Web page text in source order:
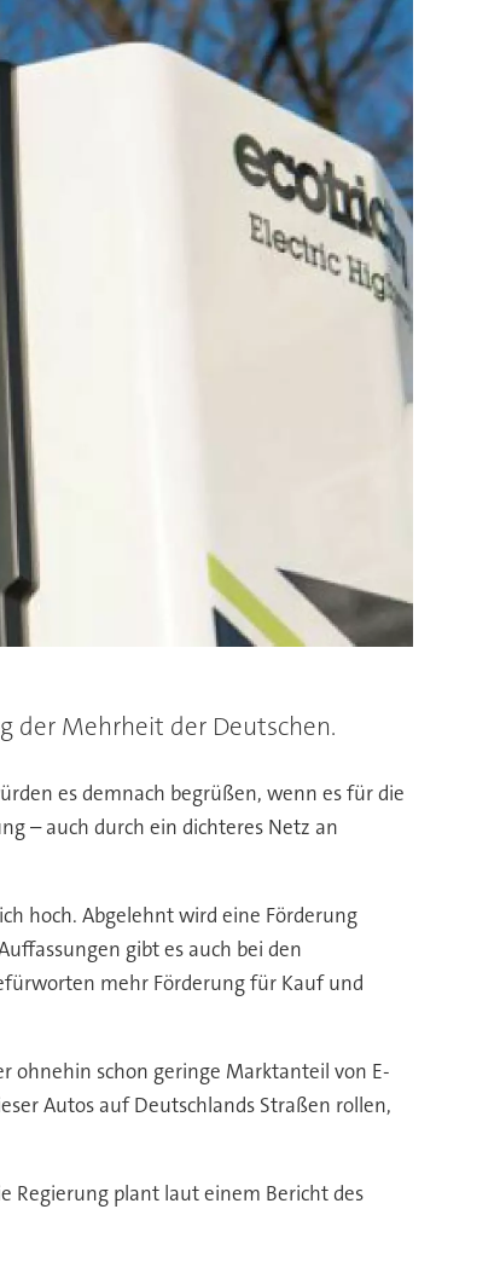
der Mehrheit der Deutschen.
es demnach begrüßen, wenn es für die
– auch durch ein dichteres Netz an
hoch. Abgelehnt wird eine Förderung
gibt es auch bei den
mehr Förderung für Kauf und
ohnehin schon geringe Marktanteil von E-
Autos auf Deutschlands Straßen rollen,
Regierung plant laut einem Bericht des